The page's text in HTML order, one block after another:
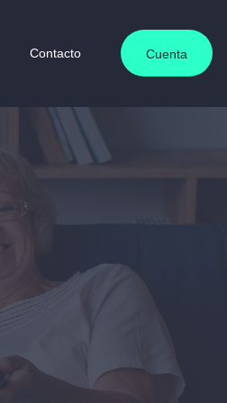
Contacto Cuenta